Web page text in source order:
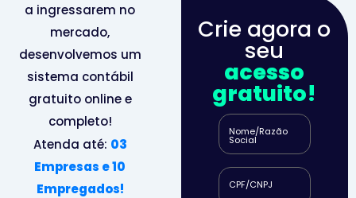
a ingressarem no
mercado,
desenvolvemos um
sistema contábil
gratuito online e
completo!
Atenda até: 03
Empresas e 10
Empregados!
Crie agora o
seu
acesso
gratuito!
Nome/Razão
Social
CPF/CNPJ